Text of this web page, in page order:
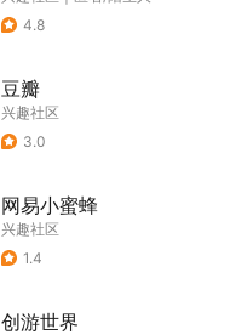
4.8
豆瓣
兴趣社区
3.0
网易小蜜蜂
兴趣社区
1.4
创游世界